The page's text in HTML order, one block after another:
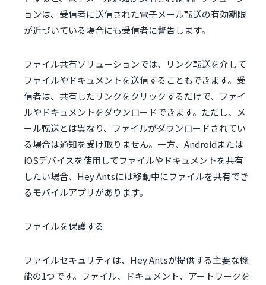
ョンは、受信者に送信された電子メール転送の有効期限
が近づいている場合にも受信者に警告します。
ファイル共有ソリューションでは、リンク転送を介して
ファイルやドキュメントを送信することもできます。受
信者は、共有したリンクをクリックするだけで、ファイ
ルやドキュメントをダウンロードできます。ただし、メ
ール転送とは異なり、ファイルがダウンロードされてい
る場合は通知を受け取りません。一方、Androidまたは
iOSデバイスを使用してファイルやドキュメントを共有
したい場合、Hey Antsには移動中にファイルを共有でき
るモバイルアプリがあります。
ファイルを保護する
ファイルセキュリティは、Hey Antsが提供する主要な機
能の1つです。ファイル、ドキュメント、アートワークを